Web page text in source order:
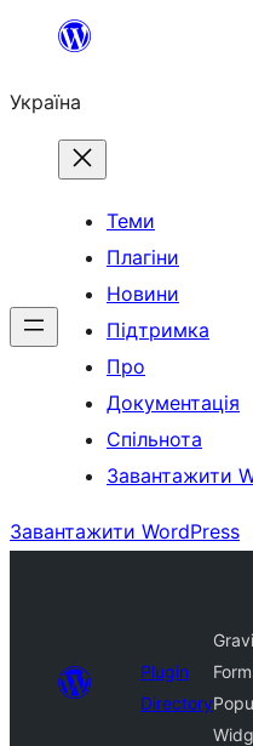
Перейти
вмісту
Україна
Теми
Плагіни
Новини
Підтримка
Про
Документація
Спільнота
Завантажити
Завантажити WordPress
Plugin
Directory